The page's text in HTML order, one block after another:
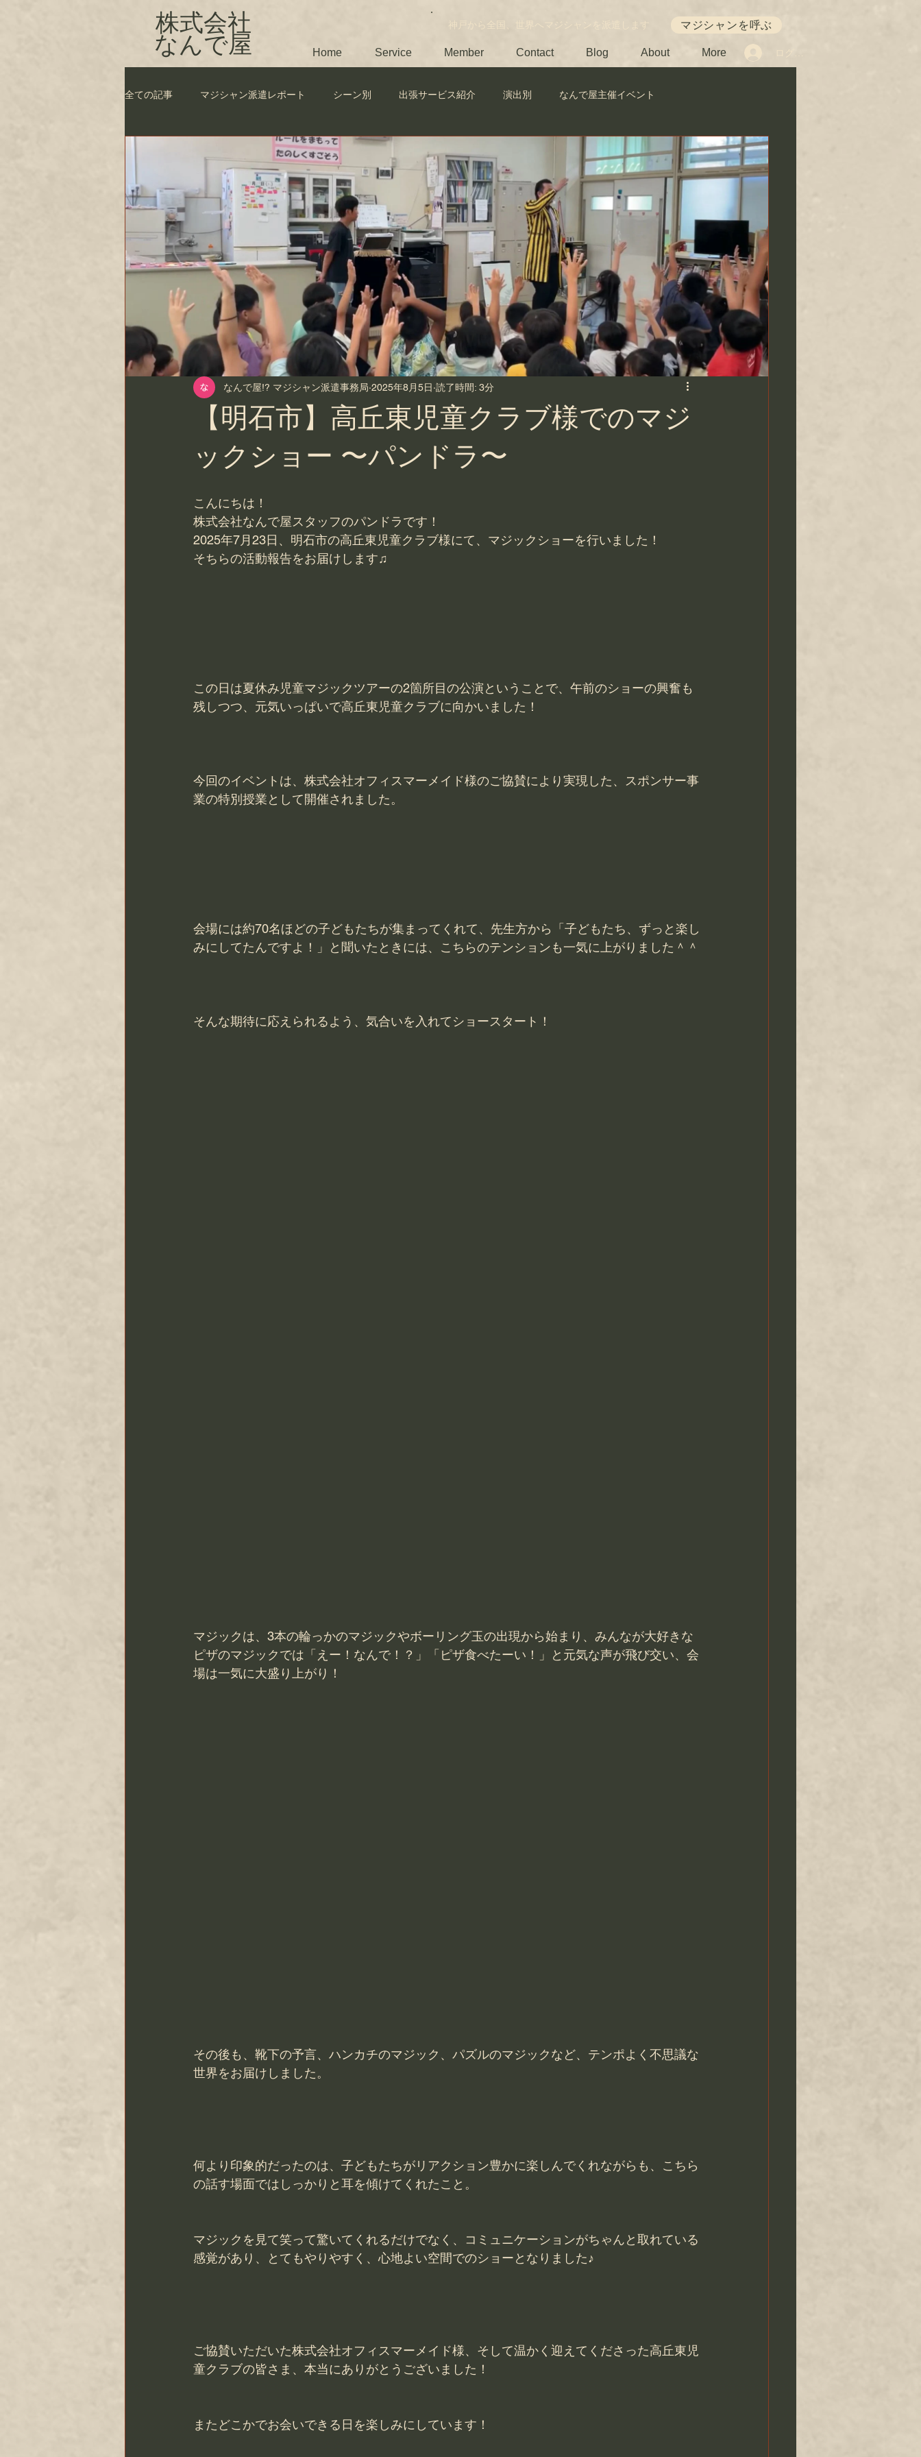
株式会社
​なんで屋
​神戸から全国、世界へマジシャンを派遣します マジシャンを呼ぶ
Home Service Member Contact Blog About More
全ての記事 マジシャン派遣レポート シーン別 出張サービス紹介 演出別 なんで屋主催イベント
【明石市】高丘東児童クラブ様でのマジ
ックショー 〜パンドラ〜
なんで屋!? マジシャン派遣事務局 2025年8月5日 読了時間: 3分
こんにちは！
株式会社なんで屋スタッフのパンドラです！
2025年7月23日、明石市の高丘東児童クラブ様にて、マジックショーを行いました！
そちらの活動報告をお届けします♫
この日は夏休み児童マジックツアーの2箇所目の公演ということで、午前のショーの興奮も
残しつつ、元気いっぱいで高丘東児童クラブに向かいました！
今回のイベントは、株式会社オフィスマーメイド様のご協賛により実現した、スポンサー事
業の特別授業として開催されました。
会場には約70名ほどの子どもたちが集まってくれて、先生方から「子どもたち、ずっと楽し
みにしてたんですよ！」と聞いたときには、こちらのテンションも一気に上がりました＾＾
そんな期待に応えられるよう、気合いを入れてショースタート！
マジックは、3本の輪っかのマジックやボーリング玉の出現から始まり、みんなが大好きな
ピザのマジックでは「えー！なんで！？」「ピザ食べたーい！」と元気な声が飛び交い、会
場は一気に大盛り上がり！
その後も、靴下の予言、ハンカチのマジック、パズルのマジックなど、テンポよく不思議な
世界をお届けしました。
何より印象的だったのは、子どもたちがリアクション豊かに楽しんでくれながらも、こちら
の話す場面ではしっかりと耳を傾けてくれたこと。
マジックを見て笑って驚いてくれるだけでなく、コミュニケーションがちゃんと取れている
感覚があり、とてもやりやすく、心地よい空間でのショーとなりました♪
ご協賛いただいた株式会社オフィスマーメイド様、そして温かく迎えてくださった高丘東児
童クラブの皆さま、本当にありがとうございました！
またどこかでお会いできる日を楽しみにしています！